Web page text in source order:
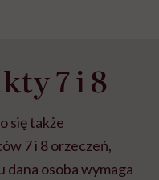
7 i 8
się także
7 i 8 orzeczeń,
dana osoba wymaga